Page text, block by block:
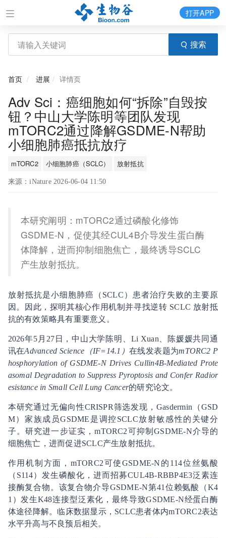
搜索
打开APP
首页 进展 详情页
Adv Sci：癌细胞如何“拆除”自毁按
钮？中山大学陈明等团队发现
mTORC2通过降解GSDME-N帮助
小细胞肺癌抵抗放疗
mTORC2 小细胞肺癌（SCLC） 放射抵抗
来源：iNature 2026-06-04 11:50
本研究阐明：mTORC2通过磷酸化修饰
GSDME-N，促使其经CUL4B介导发生蛋白酶
体降解，进而抑制细胞焦亡，最终诱导SCLC
产生放射抵抗。
放射抵抗是小细胞肺癌（SCLC）患者治疗失败的主要原
因。因此，探明其核心作用机制并寻找逆转 SCLC 放射抵
抗的有效策略具有重要意义。
2026年5月27日，中山大学陈明、Li Xuan、陈媛媛共同通
讯在Advanced Science（IF=14.1）在线发表题为mTORC2 P
hosphorylation of GSDME-N Drives Cullin4B-Mediated Prote
asomal Degradation to Suppress Pyroptosis and Confer Radior
esistance in Small Cell Lung Cancer的研究论文。
本研究通过无偏向性CRISPR筛选发现，Gasdermin（GSD
M）家族成员GSDME是调控SCLC放射敏感性的关键分
子。研究进一步证实，mTORC2可抑制GSDME-N介导的
细胞焦亡，进而促进SCLC产生放射抵抗。
作用机制方面，mTORC2可使GSDME-N的114位丝氨酸
（S114）发生磷酸化，进而招募CUL4B-RBBP4E3泛素连
接酶复合物。该复合物介导GSDME-N第41位赖氨酸（K4
1）发生K48连接型泛素化，最终导致GSDME-N经蛋白酶
体途径降解。临床数据显示，SCLC患者体内mTORC2表达
水平升高与不良预后相关。